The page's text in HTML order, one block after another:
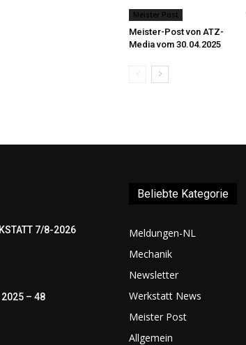
Meister Post
Meister-Post von ATZ-
Media vom 30.04.2025
7/8-2026
– 48
Beliebte Kategorie
Meldungen-NL
Mechanik
Newsletter
Werkstatt News
Meister Post
Allgemein